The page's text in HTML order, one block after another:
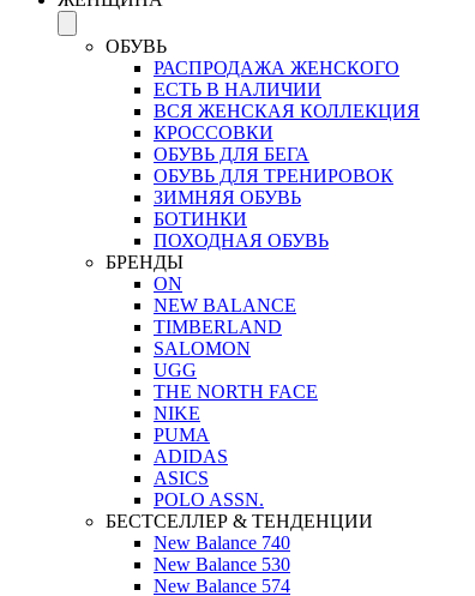
ОБУВЬ
РАСПРОДАЖА ЖЕНСКОГО
ЕСТЬ В НАЛИЧИИ
ВСЯ ЖЕНСКАЯ КОЛЛЕКЦИЯ
КРОССОВКИ
ОБУВЬ ДЛЯ БЕГА
ОБУВЬ ДЛЯ ТРЕНИРОВОК
ЗИМНЯЯ ОБУВЬ
БОТИНКИ
ПОХОДНАЯ ОБУВЬ
БРЕНДЫ
ON
NEW BALANCE
TIMBERLAND
SALOMON
UGG
THE NORTH FACE
NIKE
PUMA
ADIDAS
ASICS
POLO ASSN.
БЕСТСЕЛЛЕР & ТЕНДЕНЦИИ
New Balance 740
New Balance 530
New Balance 574